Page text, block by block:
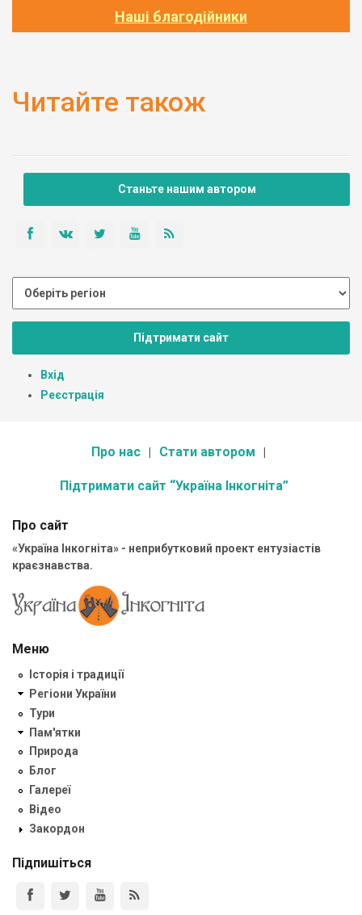
Наші благодійники
Читайте також
Станьте нашим автором
Підтримати сайт
Вхід
Реєстрація
Про нас Стати автором
Підтримати сайт “Україна Інкогніта”
Про сайт
«Україна Інкогніта» - неприбутковий проект ентузіастів
краєзнавства.
Меню
Історія і традиції
Регіони України
Тури
Пам'ятки
Природа
Блог
Галереї
Відео
Закордон
Підпишіться